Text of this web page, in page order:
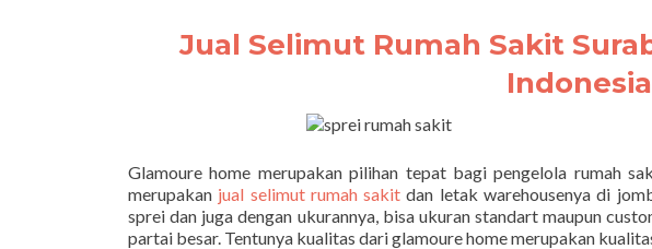
Jual Selimut Rumah Sakit
Indonesia
Glamoure home merupakan pilihan tepat bagi pengelola rumah
merupakan jual selimut rumah sakit dan letak warehousenya di
sprei dan juga dengan ukurannya, bisa ukuran standart maupun
partai besar. Tentunya kualitas dari glamoure home merupakan